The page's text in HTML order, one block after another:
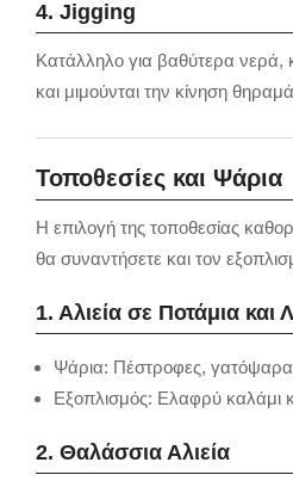
4. Jigging
Κατάλληλο για βαθύτερα νερά,
και μιμούνται την κίνηση
Τοποθεσίες και Ψάρια
Η επιλογή της τοποθεσίας
θα συναντήσετε και τον
1. Αλιεία σε Ποτάμια και
Ψάρια: Πέστροφες,
Εξοπλισμός: Ελαφρύ καλάμι
2. Θαλάσσια Αλιεία